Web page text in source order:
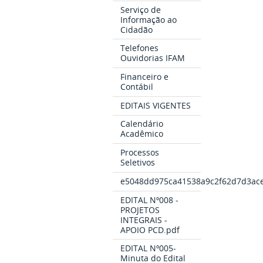
Serviço de
Informação ao
Cidadão
Telefones
Ouvidorias IFAM
Financeiro e
Contábil
EDITAIS VIGENTES
Calendário
Acadêmico
Processos
Seletivos
EDITAL Nº008 -
PROJETOS
INTEGRAIS -
APOIO PCD.pdf
EDITAL Nº005-
Minuta do Edital